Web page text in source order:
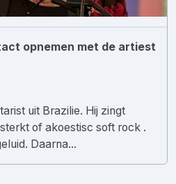
opnemen met de artiest
uit Brazilie. Hij zingt
of akoestisc soft rock .
Daarna...